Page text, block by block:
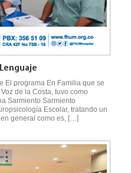
El programa En Familia que se
de la Costa, tuvo como
Sarmiento Sarmiento
Escolar, tratando un
general como es, […]